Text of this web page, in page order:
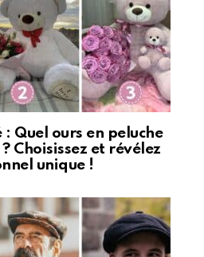
Quel ours en peluche
Choisissez et révélez
unique !